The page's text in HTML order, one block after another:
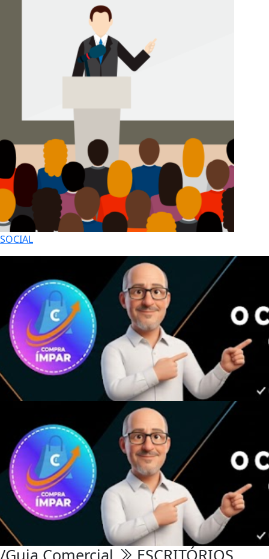
SOCIAL
/Guia Comercial ESCRITÓRIOS